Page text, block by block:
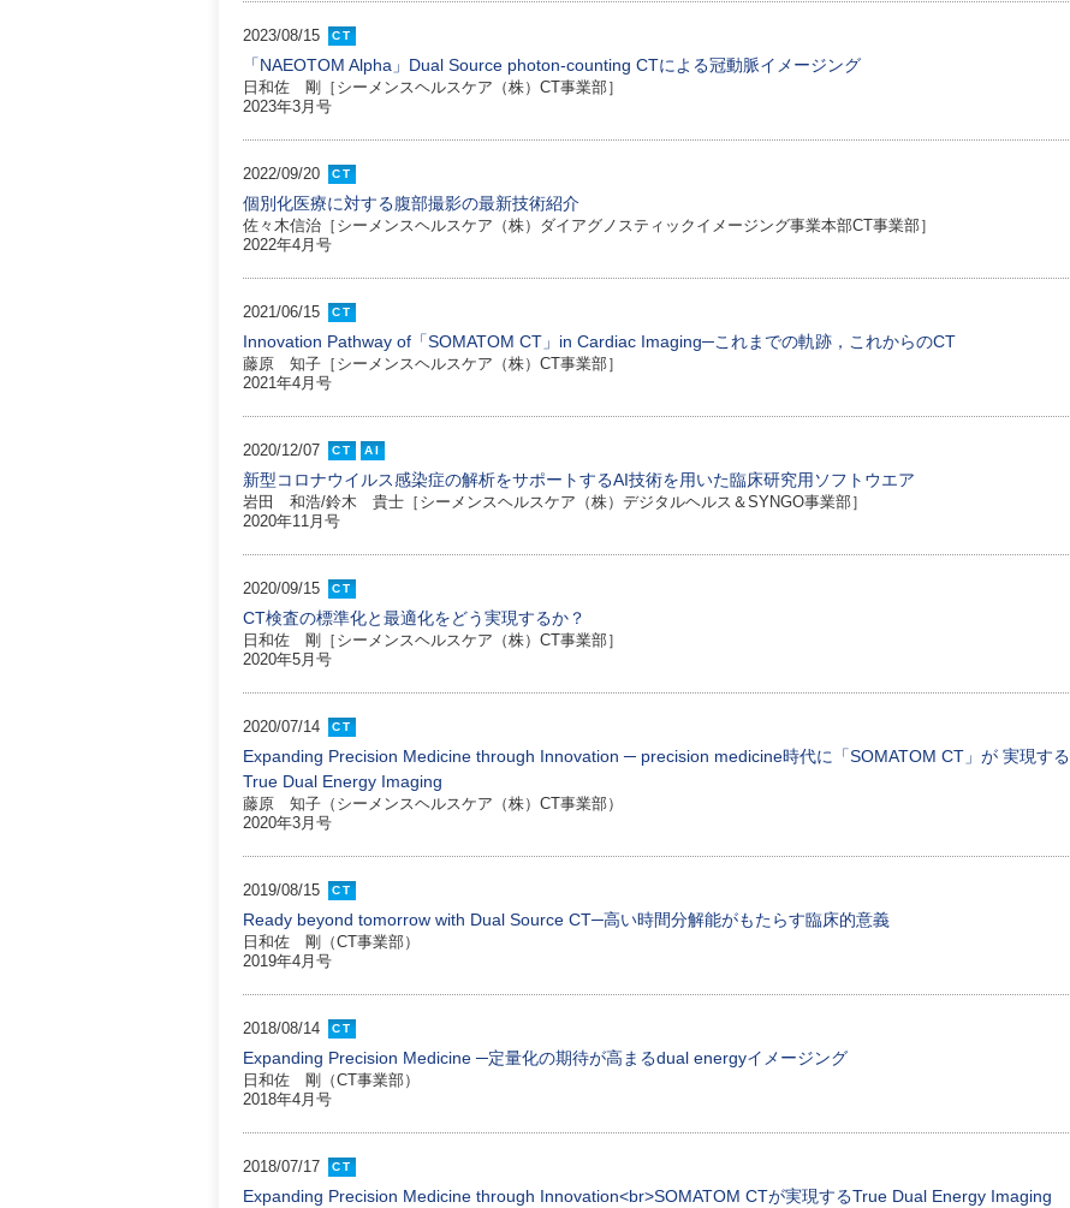
2023/08/15 CT
「NAEOTOM Alpha」Dual Source photon-counting CTによる冠動脈イメージング
日和佐 剛［シーメンスヘルスケア（株）CT事業部］
2023年3月号
2022/09/20 CT
個別化医療に対する腹部撮影の最新技術紹介
佐々木信治［シーメンスヘルスケア（株）ダイアグノスティックイメージング事業本部CT事業部］
2022年4月号
2021/06/15 CT
Innovation Pathway of「SOMATOM CT」in Cardiac Imaging─これまでの軌跡，これからのCT
藤原 知子［シーメンスヘルスケア（株）CT事業部］
2021年4月号
2020/12/07 CT AI
新型コロナウイルス感染症の解析をサポートするAI技術を用いた臨床研究用ソフトウエア
岩田 和浩/鈴木 貴士［シーメンスヘルスケア（株）デジタルヘルス＆SYNGO事業部］
2020年11月号
2020/09/15 CT
CT検査の標準化と最適化をどう実現するか？
日和佐 剛［シーメンスヘルスケア（株）CT事業部］
2020年5月号
2020/07/14 CT
Expanding Precision Medicine through Innovation ─ precision medicine時代に「SOMATOM CT」が 実現する
True Dual Energy Imaging
藤原 知子（シーメンスヘルスケア（株）CT事業部）
2020年3月号
2019/08/15 CT
Ready beyond tomorrow with Dual Source CT─高い時間分解能がもたらす臨床的意義
日和佐 剛（CT事業部）
2019年4月号
2018/08/14 CT
Expanding Precision Medicine ─定量化の期待が高まるdual energyイメージング
日和佐 剛（CT事業部）
2018年4月号
2018/07/17 CT
Expanding Precision Medicine through Innovation<br>SOMATOM CTが実現するTrue Dual Energy Imaging